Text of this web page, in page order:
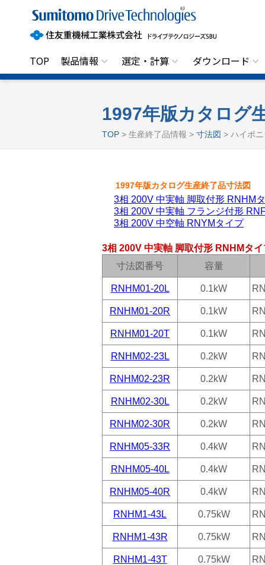
住
友
重
機
工
業
株
TOP 製品情報 選定・計算 ダウンロード
1997年版カタログ
TOP > 生産終了品情報 > 寸法図 > ハイポ
1997年版カタログ生産終了品寸法図
3相 200V 中実軸 脚取付形 RNHM
3相 200V 中実軸 フランジ付形
3相 200V 中空軸 RNYMタイプ
3相 200V 中実軸 脚取付形 RNHMタイ
寸法図番号
容量
RNHM01-20L 0.1kW
RNHM01-20R 0.1kW
RNHM01-20T 0.1kW
RNHM02-23L 0.2kW
RNHM02-23R 0.2kW
RNHM02-30L 0.2kW
RNHM02-30R 0.2kW
RNHM05-33R 0.4kW
RNHM05-40L 0.4kW
RNHM05-40R 0.4kW
RNHM1-43L 0.75kW
RNHM1-43R 0.75kW
RNHM1-43T 0.75kW